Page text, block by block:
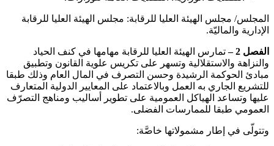
المجلس/ مجلس الهيئة العليا للرقابة: مجلس الهيئة العليا للرقابة
الإدارية والماليّة.
الفصل 2 –
تمارس الهيئة العليا للرقابة مهامها في كنف الحياد
والنزاهة والاستقلالية وتسهر على تكريس علوية القانون وتطبيق
مبادئ الحوكمة الرشيدة وحسن التصرف في المال العام وذلك طبقا
للتشريع الجاري به العمل وبالاعتماد على المعايير الدولية المتعارف
عليها وتساعد الهياكل العمومية على تطوير أساليب ومناهج التصرّف
العمومي طبقا للممارسات الفضلى.
وتتولّى في إطار مشمولاتها خاصَّة: